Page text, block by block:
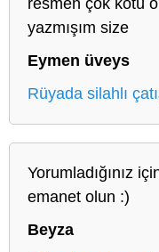
yazmışım size
Eymen üveys
Rüyada silahlı
Yorumladığınız
emanet olun :)
Beyza